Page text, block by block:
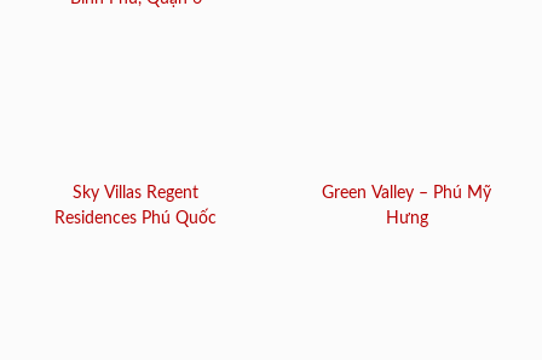
Sky Villas Regent
Residences Phú Quốc
Green Valley – Phú Mỹ
Hưng